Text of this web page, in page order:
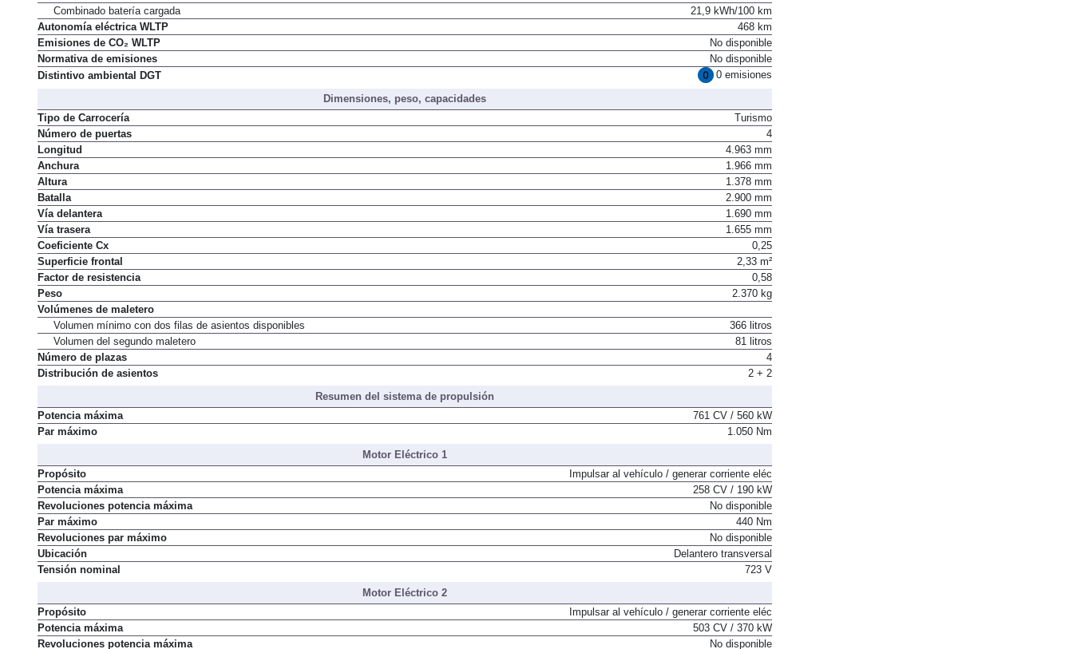
Consumo WLTP
Combinado batería cargada
21,9 kWh/100 km
Autonomía eléctrica WLTP
468 km
Emisiones de CO₂ WLTP
No disponible
Normativa de emisiones
No disponible
Dimensiones, peso, capacidades
Tipo de Carrocería
Turismo
Número de puertas
4
Longitud
4.963 mm
Anchura
1.966 mm
Altura
1.378 mm
Batalla
2.900 mm
Vía delantera
1.690 mm
Vía trasera
1.655 mm
Coeficiente Cx
0,25
Superficie frontal
2,33 m²
Factor de resistencia
0,58
Peso
Volúmenes de maletero
Volumen mínimo con dos filas de asientos disponibles
366 litros
Volumen del segundo maletero
81 litros
Número de plazas
4
Resumen del sistema de propulsión
Potencia máxima
761 CV / 560 kW
Motor Eléctrico 1
Propósito
Impulsar al vehículo / generar corriente eléc
Potencia máxima
258 CV / 190 kW
Revoluciones potencia máxima
No disponible
Par máximo
440 Nm
Revoluciones par máximo
No disponible
Ubicación
Delantero transversal
Motor Eléctrico 2
Propósito
Impulsar al vehículo / generar corriente eléc
Potencia máxima
503 CV / 370 kW